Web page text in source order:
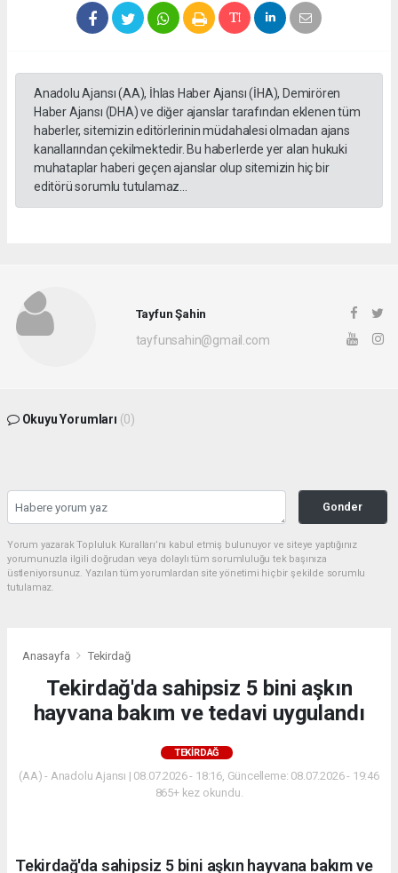
Anadolu Ajansı (AA), İhlas Haber Ajansı (İHA), Demirören
Haber Ajansı (DHA) ve diğer ajanslar tarafından eklenen tüm
haberler, sitemizin editörlerinin müdahalesi olmadan ajans
kanallarından çekilmektedir. Bu haberlerde yer alan hukuki
muhataplar haberi geçen ajanslar olup sitemizin hiç bir
editörü sorumlu tutulamaz...
Tayfun Şahin
tayfunsahin@gmail.com
Okuyu Yorumları (0)
Gonder
Yorum yazarak Topluluk Kuralları’nı kabul etmiş bulunuyor ve siteye yaptığınız
yorumunuzla ilgili doğrudan veya dolaylı tüm sorumluluğu tek başınıza
üstleniyorsunuz. Yazılan tüm yorumlardan site yönetimi hiçbir şekilde sorumlu
tutulamaz.
Anasayfa Tekirdağ
Tekirdağ'da sahipsiz 5 bini aşkın
hayvana bakım ve tedavi uygulandı
TEKIRDAĞ
(AA) - Anadolu Ajansı | 08.07.2026 - 18:16, Güncelleme: 08.07.2026 - 19:46
865+ kez okundu.
Tekirdağ'da sahipsiz 5 bini aşkın hayvana bakım ve